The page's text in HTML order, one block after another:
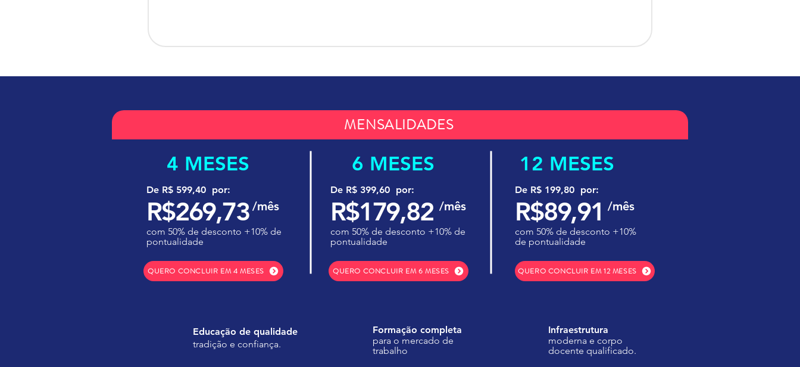
MENSALIDADES
4 MESES 6 MESES 12 MESES
De R$ 599,40 por:
R$179,82 /mês R$89,91 /mês
R$269,73 /mês
com 50% de desconto +10% de
pontualidade
De R$ 399,60 por:
com 50% de desconto +10% de
pontualidade
De R$ 199,80 por:
com 50% de desconto +10%
de pontualidade
QUERO CONCLUIR EM 4 MESES QUERO CONCLUIR EM 6 MESES QUERO CONCLUIR EM 12 MESES
Educação de qualidade
tradição e confiança.
Formação completa
para o mercado de
trabalho
Infraestrutura
moderna e corpo
docente qualificado.